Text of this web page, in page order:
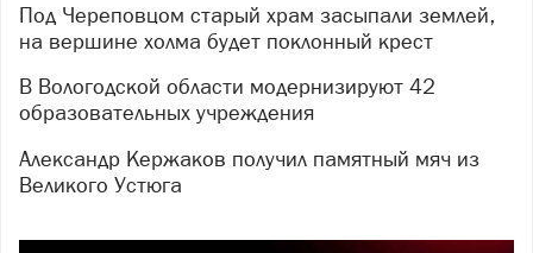
Под Череповцом старый храм засыпали землей,
на вершине холма будет поклонный крест
В Вологодской области модернизируют 42
образовательных учреждения
Александр Кержаков получил памятный мяч из
Великого Устюга